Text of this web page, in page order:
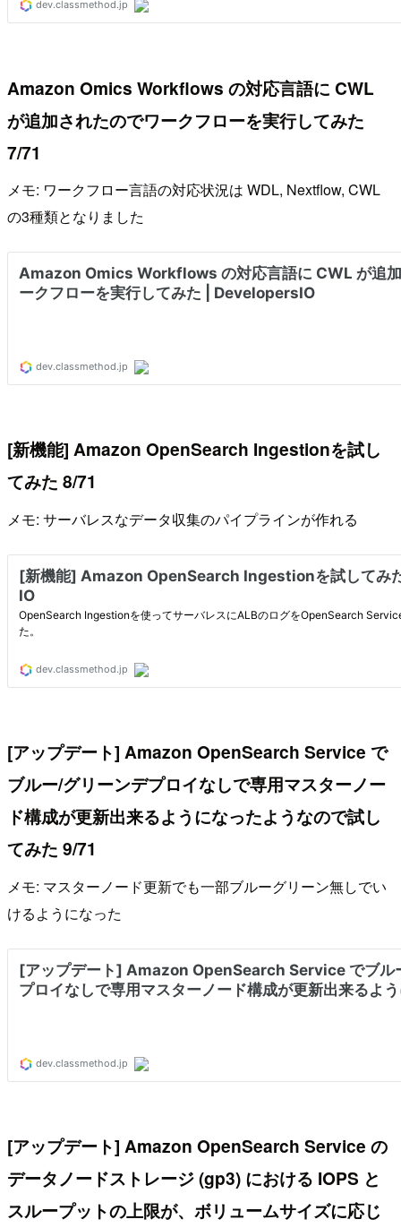
Amazon Omics Workflows の対応言語に CWL
が追加されたのでワークフローを実行してみた
7/71
メモ: ワークフロー言語の対応状況は WDL, Nextflow, CWL
の3種類となりました
[新機能] Amazon OpenSearch Ingestionを試し
てみた 8/71
メモ: サーバレスなデータ収集のパイプラインが作れる
[アップデート] Amazon OpenSearch Service で
ブルー/グリーンデプロイなしで専用マスターノー
ド構成が更新出来るようになったようなので試し
てみた 9/71
メモ: マスターノード更新でも一部ブルーグリーン無しでい
けるようになった
[アップデート] Amazon OpenSearch Service の
データノードストレージ (gp3) における IOPS と
スループットの上限が、ボリュームサイズに応じ